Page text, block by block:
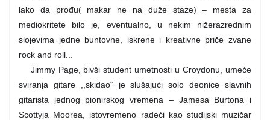
lako da prođu( makar ne na duže staze) – mesta za
mediokritete bilo je, eventualno, u nekim nižerazrednim
slojevima jedne buntovne, iskrene i kreativne priče zvane
rock and roll...
Jimmy Page, bivši student umetnosti u Croydonu, umeće
sviranja gitare ,,skidao“ je slušajući solo deonice slavnih
gitarista jednog pionirskog vremena – Jamesa Burtona i
Scottyja Moorea, istovremeno radeći kao studijski muzičar